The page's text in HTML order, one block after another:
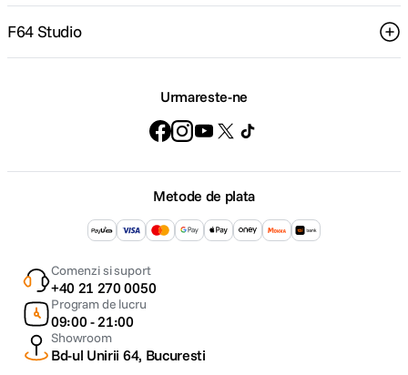
F64 Studio
Urmareste-ne
Metode de plata
Comenzi si suport
+40 21 270 0050
Program de lucru
09:00 - 21:00
Showroom
Bd-ul Unirii 64, Bucuresti